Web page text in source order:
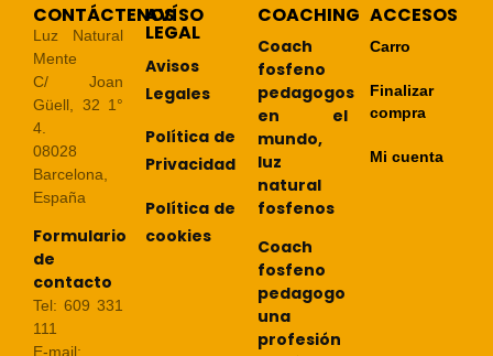
CONTÁCTENOS
Luz Natural
Mente
C/ Joan
Güell, 32 1°
4.
08028
Barcelona,
España
Formulario
de
contacto
Tel: 609 331
111
E-mail:
AVÍSO
LEGAL
Avisos
Legales
Política de
Privacidad
Política de
cookies
COACHING
Coach
fosfeno
pedagogos
en el
mundo,
luz
natural
fosfenos
Coach
fosfeno
pedagogo
una
profesión
ACCESOS
Carro
Finalizar
compra
Mi cuenta